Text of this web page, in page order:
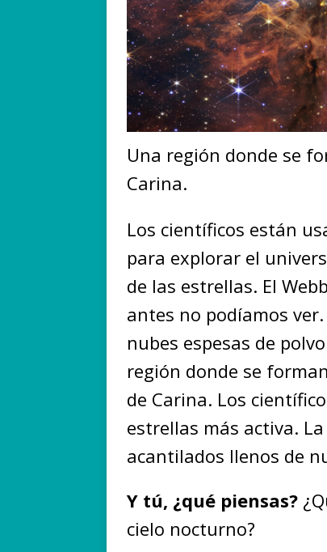
Una región donde se
Carina.
Los científicos están
para explorar el
de las estrellas. El
antes no podíamos
nubes espesas de
región donde se
de Carina. Los
estrellas más activa.
acantilados llenos de
Y tú, ¿qué piensas?
cielo nocturno?